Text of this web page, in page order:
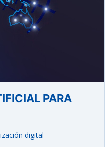
PARA
digital